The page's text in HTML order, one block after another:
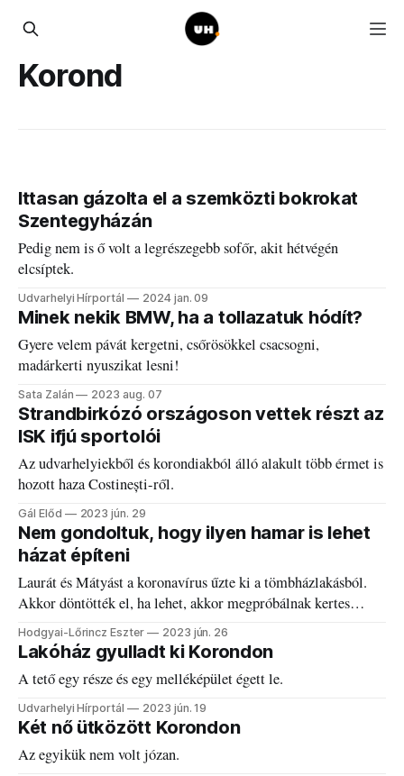
Korond
Ittasan gázolta el a szemközti bokrokat
Szentegyházán
Pedig nem is ő volt a legrészegebb sofőr, akit hétvégén
elcsíptek.
Udvarhelyi Hírportál 2024 jan. 09
Minek nekik BMW, ha a tollazatuk hódít?
Gyere velem pávát kergetni, csőrösökkel csacsogni,
madárkerti nyuszikat lesni!
Sata Zalán 2023 aug. 07
Strandbirkózó országoson vettek részt az
ISK ifjú sportolói
Az udvarhelyiekből és korondiakból álló alakult több érmet is
hozott haza Costinești-ről.
Gál Előd 2023 jún. 29
Nem gondoltuk, hogy ilyen hamar is lehet
házat építeni
Laurát és Mátyást a koronavírus űzte ki a tömbházlakásból.
Akkor döntötték el, ha lehet, akkor megpróbálnak kertes
házba költözni.
Hodgyai-Lőrincz Eszter 2023 jún. 26
Lakóház gyulladt ki Korondon
A tető egy része és egy melléképület égett le.
Udvarhelyi Hírportál 2023 jún. 19
Két nő ütközött Korondon
Az egyikük nem volt józan.